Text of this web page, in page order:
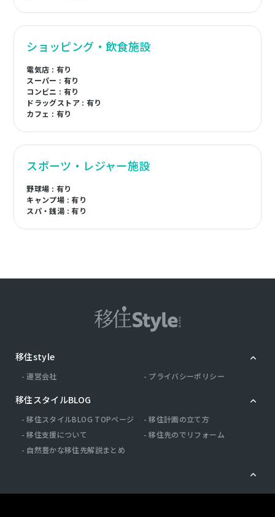
ショッピング・飲食施設
電気店 : 有り
スーパー : 有り
コンビニ : 有り
ドラッグストア : 有り
カフェ : 有り
スポーツ・レジャー施設
野球場 : 有り
キャンプ場 : 有り
スパ・銭湯 : 有り
移住style
運営会社 プライバシーポリシー
移住スタイルBLOG
移住スタイルBLOG TOPページ
移住計画の立て方
移住支援について
移住先のでリフォーム
自然豊かな移住先解説まとめ